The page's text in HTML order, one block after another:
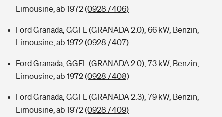
Limousine, ab 1972(0928 / 406)
Ford Granada, GGFL (GRANADA 2.0), 66 kW, Benzin,
Limousine, ab 1972(0928 / 407)
Ford Granada, GGFL (GRANADA 2.0), 73 kW, Benzin,
Limousine, ab 1972(0928 / 408)
Ford Granada, GGFL (GRANADA 2.3), 79 kW, Benzin,
Limousine, ab 1972(0928 / 409)